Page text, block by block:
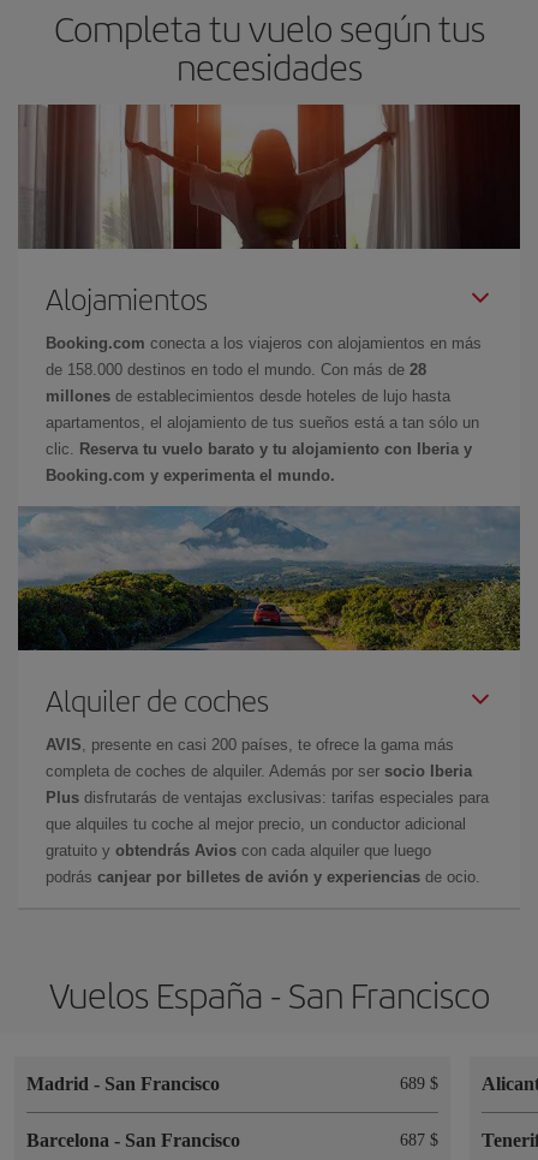
Completa tu vuelo según tus
necesidades
Alojamientos
Booking.com conecta a los viajeros con alojamientos en más
de 158.000 destinos en todo el mundo. Con más de 28
millones de establecimientos desde hoteles de lujo hasta
apartamentos, el alojamiento de tus sueños está a tan sólo un
clic.
Reserva tu vuelo barato y tu alojamiento con Iberia y
Booking.com y experimenta el mundo.
Alquiler de coches
AVIS , presente en casi 200 países, te ofrece la gama más
completa de coches de alquiler. Además por ser socio Iberia
Plus disfrutarás de ventajas exclusivas: tarifas especiales para
que alquiles tu coche al mejor precio, un conductor adicional
gratuito y obtendrás Avios con cada alquiler que luego
podrás canjear por billetes de avión y experiencias de ocio.
Vuelos España - San Francisco
Madrid - San Francisco 689 $
Barcelona - San Francisco 687 $